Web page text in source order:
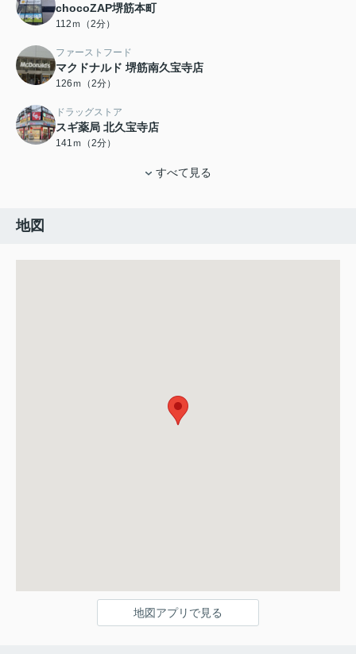
chocoZAP堺筋本町
112ｍ（2分）
ファーストフード
マクドナルド 堺筋南久宝寺店
126ｍ（2分）
ドラッグストア
スギ薬局 北久宝寺店
141ｍ（2分）
すべて見る
地図
地図アプリで見る